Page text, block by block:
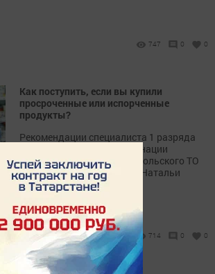
747 0 0
Как поступить, если вы купили
просроченные или испорченные
продукты?
Рекомендации специалиста 1 разряда
отдела развития и координации
внутреннего рынка Чистопольского ТО
Госалкогольинспекции РТ Натальи
Димитриевой.
714 0 0